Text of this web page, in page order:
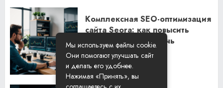
Комплексная SEO-оптимизация
сайта Seora: как повысить
видимость и привлечь
клиентов
06.02.2026
Мы используем файлы cookie.
Они помогают улучшать сайт
и делать его удобнее.
Нажимая «Принять», вы